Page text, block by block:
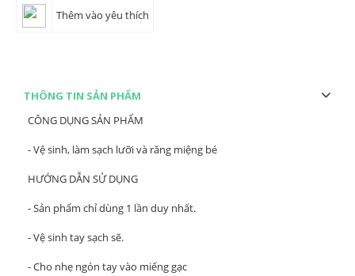
Thêm vào yêu thích
THÔNG TIN SẢN PHẨM
CÔNG DỤNG SẢN PHẨM
- Vệ sinh, làm sạch lưỡi và răng miệng bé
HƯỚNG DẪN SỬ DỤNG
- Sản phẩm chỉ dùng 1 lần duy nhất.
- Vệ sinh tay sạch sẽ.
- Cho nhẹ ngón tay vào miếng gạc